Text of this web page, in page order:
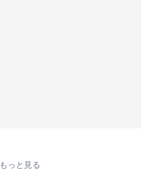
もっと見る